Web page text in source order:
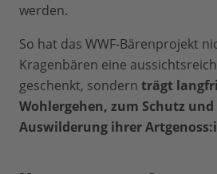
werden.
So hat das WWF-Bärenprojekt
Kragenbären eine
geschenkt, sondern trägt
Wohlergehen, zum Schutz und
Auswilderung ihrer